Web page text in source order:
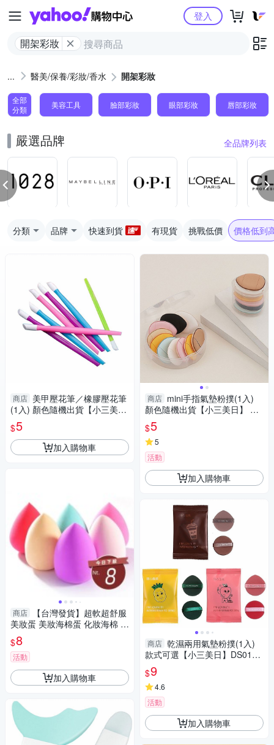
Yahoo購物中心
開架彩妝
登入
醫美/保養/彩妝/香水 開架彩妝
全部
分類
美容工具 臉部彩妝 眼部彩妝 唇部彩妝
嚴選品牌 全品牌列表
分類 品牌 快速到貨 有現貨 挑戰低價 價格低到
商店 美甲壓花筆／橡膠壓花筆
(1入) 顏色隨機出貨【小三美
日】 DS018434
$5
加入購物車
商店
【台灣發貨】超軟超舒服
美妝蛋 美妝海棉蛋 化妝海棉 粉
撲【N17】
$8
活動
加入購物車
商店 mini手指氣墊粉撲(1入)
顏色隨機出貨【小三美日】 DS
020158
$5
5
活動
加入購物車
商店 乾濕兩用氣墊粉撲(1入)
款式可選【小三美日】DS0158
44 底妝
$9
4.6
活動
加入購物車